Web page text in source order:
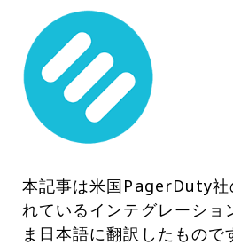
本記事は米国PagerDuty社
れているインテグレーショ
ま日本語に翻訳したもの